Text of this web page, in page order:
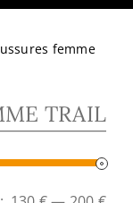
femme
TRAIL